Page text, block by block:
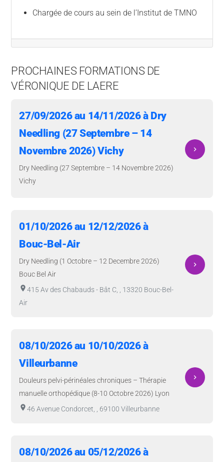
Chargée de cours au sein de l’Institut de TMNO
PROCHAINES FORMATIONS DE
VÉRONIQUE DE LAERE
27/09/2026 au 14/11/2026 à Dry
Needling (27 Septembre – 14
Novembre 2026) Vichy
Dry Needling (27 Septembre – 14 Novembre 2026)
Vichy
navigate_next
01/10/2026 au 12/12/2026 à
Bouc-Bel-Air
Dry Needling (1 Octobre – 12 Decembre 2026)
Bouc Bel Air
room 415 Av des Chabauds - Bât C, , 13320 Bouc-Bel-
Air
navigate_next
08/10/2026 au 10/10/2026 à
Villeurbanne
Douleurs pelvi-périnéales chroniques – Thérapie
manuelle orthopédique (8-10 Octobre 2026) Lyon
room 46 Avenue Condorcet, , 69100 Villeurbanne
navigate_next
08/10/2026 au 05/12/2026 à